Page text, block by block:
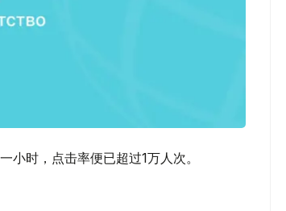
时，点击率便已超过1万人次。